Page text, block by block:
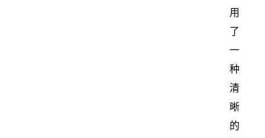
用
了
一
种
清
晰
的